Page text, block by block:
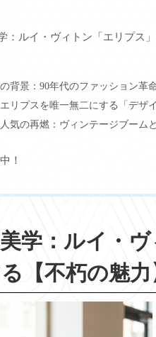
：ルイ・ヴィトン「エリプス
背景：90年代のファッション革
リプスを唯一無二にする「デザ
気の再燃：ヴィンテージブーム
！
学：ルイ・
【不朽の魅